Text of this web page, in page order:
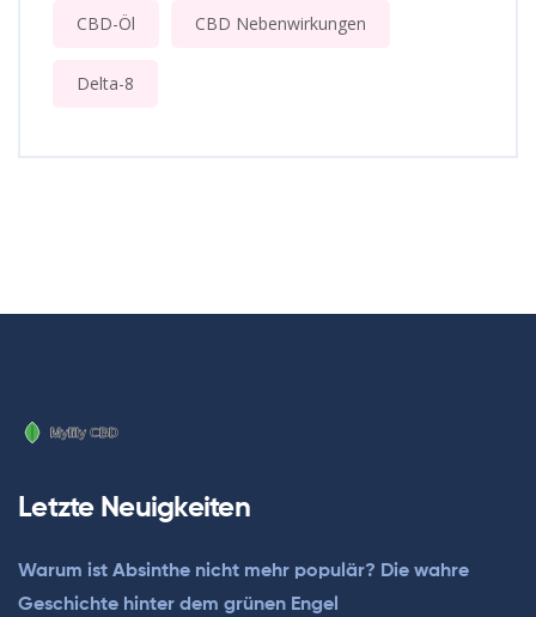
CBD-Öl CBD Nebenwirkungen
Delta-8
Letzte Neuigkeiten
Warum ist Absinthe nicht mehr populär? Die wahre
Geschichte hinter dem grünen Engel